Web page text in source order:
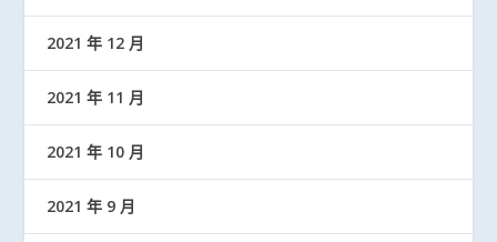
2021 年 12 月
2021 年 11 月
2021 年 10 月
2021 年 9 月